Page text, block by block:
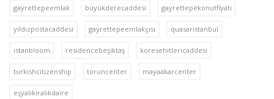
gayrettepeemlak büyükderecaddesi gayrettepekonutfiyatı
yıldızpostacaddesi gayrettepeemlakçısı quasaristanbul
istanbloom residencebeşiktaş koresehitlericaddesi
turkishcitizenship toruncenter mayaakarcenter
eşyalıkiralıkdaire